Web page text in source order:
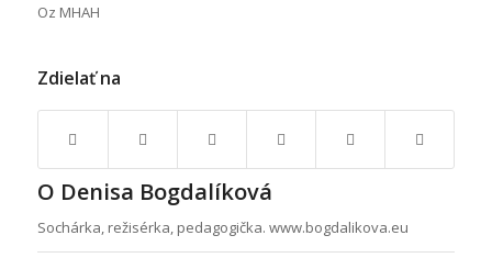
Oz MHAH
Zdielať na
O Denisa Bogdalíková
Sochárka, režisérka, pedagogička. www.bogdalikova.eu